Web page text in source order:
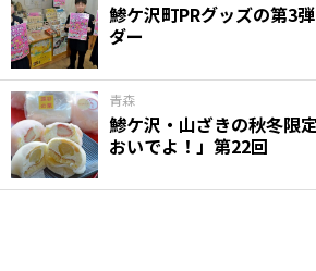
鯵ケ沢町PRグッズの第3
ダー
青森
鯵ケ沢・山ざきの秋冬限
おいでよ！」第22回